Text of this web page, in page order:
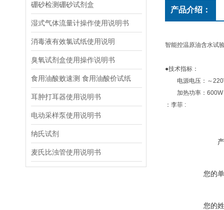
硼砂检测硼砂试剂盒
湿式气体流量计操作使用说明书
消毒液有效氯试纸使用说明
臭氧试剂盒使用操作说明书
食用油酸败速测 食用油酸价试纸
耳肿打耳器使用说明书
电动采样泵使用说明书
纳氏试剂
麦氏比浊管使用说明书
产品介绍：
智能控温原油含水试
●技术指标：
电源电压：～
加热功率：600W
：李菲 :
您的
您的